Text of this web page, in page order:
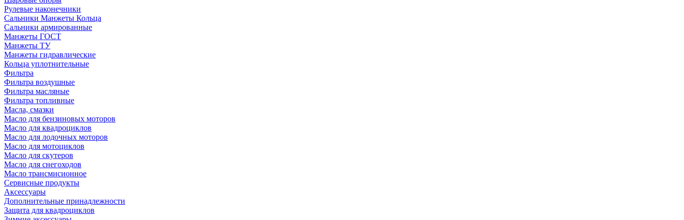
Рулевые наконечники
Сальники Манжеты Кольца
Сальники армированные
Манжеты ГОСТ
Манжеты ТУ
Манжеты гидравлические
Кольца уплотнительные
Фильтра
Фильтра воздушные
Фильтра масляные
Фильтра топливные
Масла, смазки
Масло для бензиновых моторов
Масло для квадроциклов
Масло для лодочных моторов
Масло для мотоциклов
Масло для скутеров
Масло для снегоходов
Масло трансмисионное
Сервисные продукты
Аксессуары
Дополнительные принадлежности
Защита для квадроциклов